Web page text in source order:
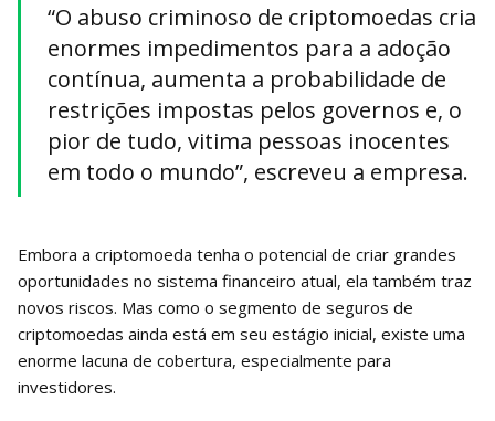
“O abuso criminoso de criptomoedas cria
enormes impedimentos para a adoção
contínua, aumenta a probabilidade de
restrições impostas pelos governos e, o
pior de tudo, vitima pessoas inocentes
em todo o mundo”, escreveu a empresa.
Embora a criptomoeda tenha o potencial de criar grandes
oportunidades no sistema financeiro atual, ela também traz
novos riscos. Mas como o segmento de seguros de
criptomoedas ainda está em seu estágio inicial, existe uma
enorme lacuna de cobertura, especialmente para
investidores.